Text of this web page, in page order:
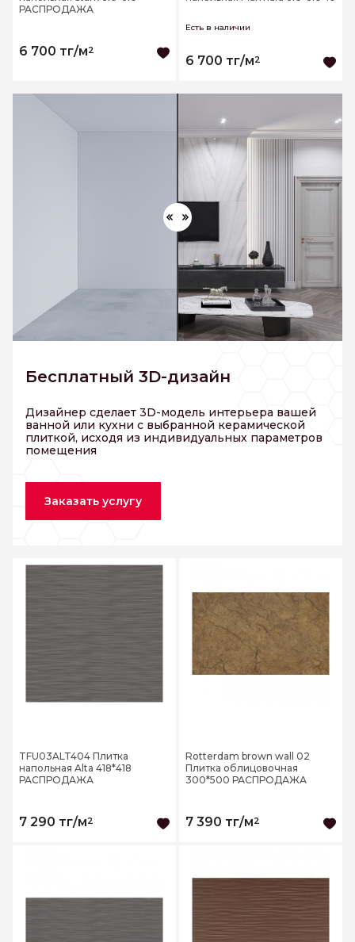
РАСПРОДАЖА
6 700 тг/м2
Есть в наличии
6 700 тг/м2
Бесплатный 3D-дизайн
Дизайнер сделает 3D-модель интерьера вашей
ванной или кухни с выбранной керамической
плиткой, исходя из индивидуальных параметров
помещения
Заказать услугу
TFU03ALT404 Плитка
напольная Alta 418*418
РАСПРОДАЖА
7 290 тг/м2
Rotterdam brown wall 02
Плитка облицовочная
300*500 РАСПРОДАЖА
7 390 тг/м2